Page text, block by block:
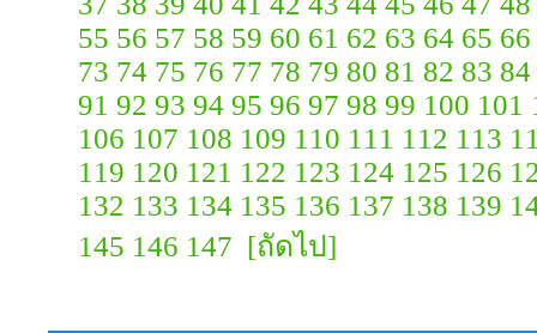
55 56 57 58 59 60 61 62 63 64 65 66
73 74 75 76 77 78 79 80 81 82 83 84
91 92 93 94 95 96 97 98 99 100 101
106 107 108 109 110 111 112 113
119 120 121 122 123 124 125 126
132 133 134 135 136 137 138 139
145 146 147 [ถัดไป]